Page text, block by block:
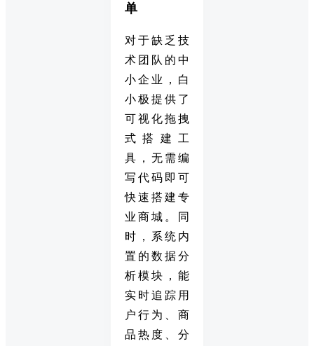
单
对于缺乏技
术团队的中
小企业，白
小极提供了
可视化拖拽
式搭建工
具，无需编
写代码即可
快速搭建专
业商城。同
时，系统内
置的数据分
析模块，能
实时追踪用
户行为、商
品热度、分